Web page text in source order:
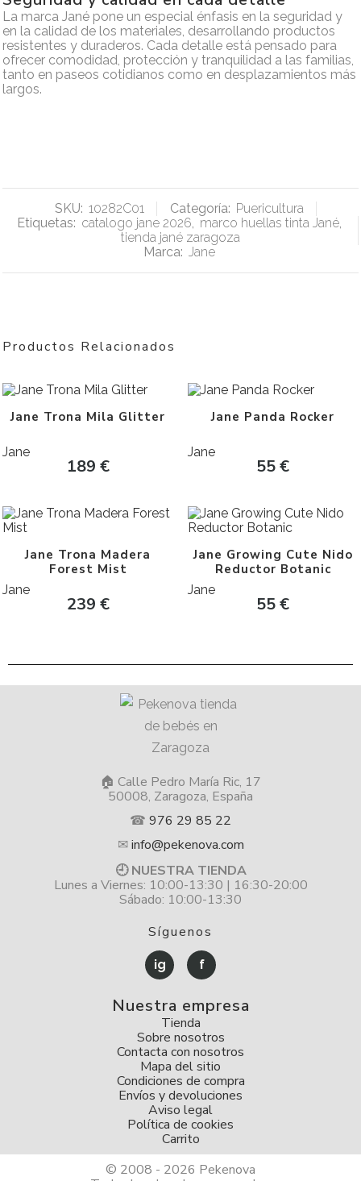
La marca Jané pone un especial énfasis en la seguridad y
en la calidad de los materiales, desarrollando productos
resistentes y duraderos. Cada detalle está pensado para
ofrecer comodidad, protección y tranquilidad a las familias,
tanto en paseos cotidianos como en desplazamientos más
largos.
SKU: 10282C01 Categoría: Puericultura
Etiquetas: catalogo jane 2026, marco huellas tinta Jané,
tienda jané zaragoza
Marca: Jane
Productos Relacionados
Jane Trona Mila Glitter
Jane
189 €
Jane Panda Rocker
Jane
55€
Jane Trona Madera
Forest Mist
Jane
239 €
Jane Growing Cute Nido
Reductor Botanic
Jane
55€
🏠 Calle Pedro María Ric, 17
50008, Zaragoza, España
☎ 976 29 85 22
✉info@pekenova.com
🕘 NUESTRA TIENDA
Lunes a Viernes: 10:00-13:30 | 16:30-20:00
Sábado: 10:00-13:30
Síguenos
ig f
Nuestra empresa
Tienda
Sobre nosotros
Contacta con nosotros
Mapa del sitio
Condiciones de compra
Envíos y devoluciones
Aviso legal
Política de cookies
Carrito
© 2008 - 2026 Pekenova